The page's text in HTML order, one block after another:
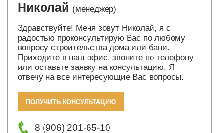
Николай (менеджер)
Здравствуйте! Меня зовут Николай, я с
радостью проконсультирую Вас по любому
вопросу строительства дома или бани.
Приходите в наш офис, звоните по телефону
или оставьте заявку на консультацию. Я
отвечу на все интересующие Вас вопросы.
ПОЛУЧИТЬ КОНСУЛЬТАЦИЮ
8 (906) 201-65-10